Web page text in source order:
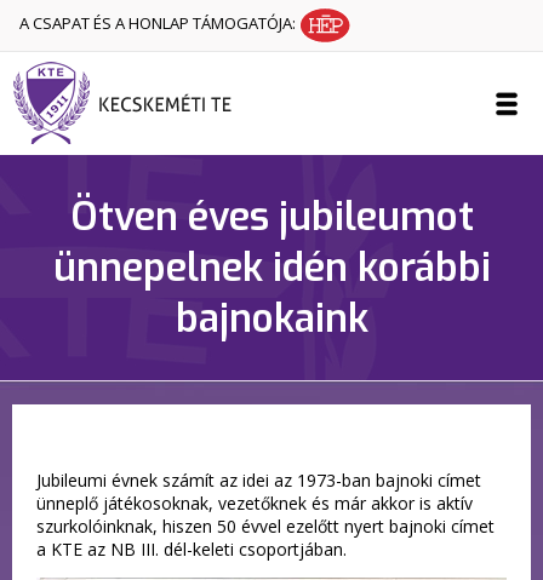
A CSAPAT ÉS A HONLAP TÁMOGATÓJA:
Ötven éves jubileumot
ünnepelnek idén korábbi
bajnokaink
Jubileumi évnek számít az idei az 1973-ban bajnoki címet
ünneplő játékosoknak, vezetőknek és már akkor is aktív
szurkolóinknak, hiszen 50 évvel ezelőtt nyert bajnoki címet
a KTE az NB III. dél-keleti csoportjában.